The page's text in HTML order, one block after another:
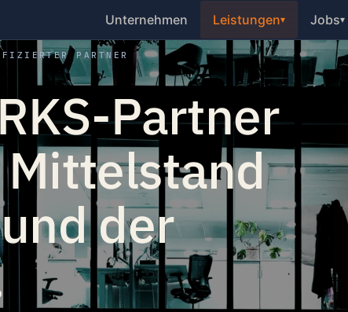
Unternehmen Leistungen▾ Jobs▾
PARTNER
Partner
der